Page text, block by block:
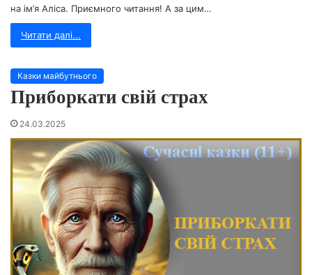
на ім’я Аліса. Приємного читання! А за цим…
Читати далі...
Казки майбутнього
Приборкати свій страх
24.03.2025